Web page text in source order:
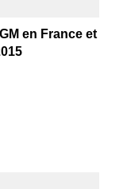
en France et